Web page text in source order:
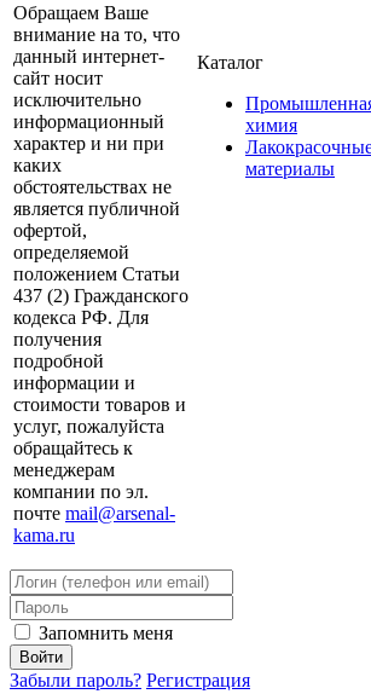
Обращаем Ваше
внимание на то, что
данный интернет-
сайт носит
исключительно
информационный
характер и ни при
каких
обстоятельствах не
является публичной
офертой,
определяемой
положением Статьи
437 (2) Гражданского
кодекса РФ. Для
получения
подробной
информации и
стоимости товаров и
услуг, пожалуйста
обращайтесь к
менеджерам
компании по эл.
почте mail@arsenal-
kama.ru
Каталог
химия
материалы
Запомнить меня
Забыли пароль? Регистрация